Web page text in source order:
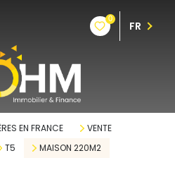
0
FR
EN FRANCE
VENTE
T5 MAISON 220M2